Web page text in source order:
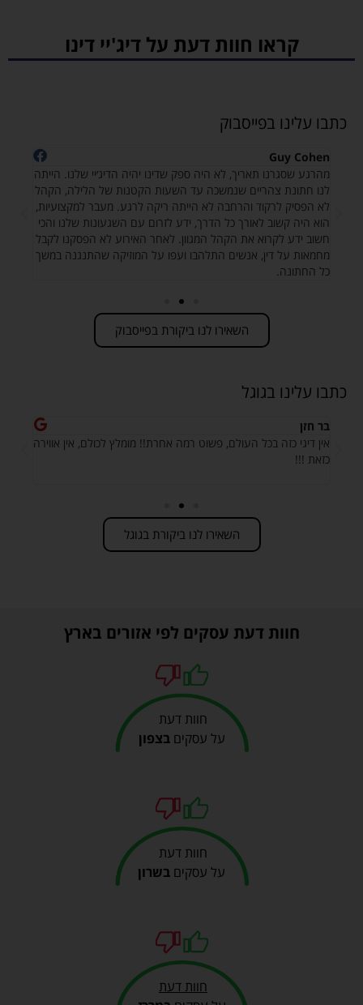
קראו חוות דעת על דיג'יי דינו
כתבו עלינו בפייסבוק
Guy Cohen
מהרגע שסגרנו תאריך, לא היה ספק שדינו יהיה הדיג׳יי שלנו. הייתה
לנו חתונת צהריים שנמשכה עד השעות הקטנות של הלילה, הקהל
לא הפסיק לרקוד והרחבה לא הייתה ריקה לרגע. מעבר למקצועיות,
הוא היה קשוב לאורך כל הדרך, ידע לזרום עם השגעונות שלנו והכי
חשוב ידע לקרוא את הקהל המגוון. לאחר האירוע לא הפסקנו לקבל
מחמאות על דין, אנשים התלהבו ועפו על המוזיקה שהתנגנה במשך
כל החתונה.
השאירו לנו ביקורת בפייסבוק
כתבו עלינו בגוגל
בר חזן
אין דיגי כזה בכל העולם, פשוט רמה אחרת!! מומלץ לכולם, אין אווירה
כזאת !!!
השאירו לנו ביקורת בגוגל
חוות דעת עסקים לפי אזורים בארץ
חוות דעת
על עסקיםבצפון
חוות דעת
על עסקים בשרון
חוות דעת